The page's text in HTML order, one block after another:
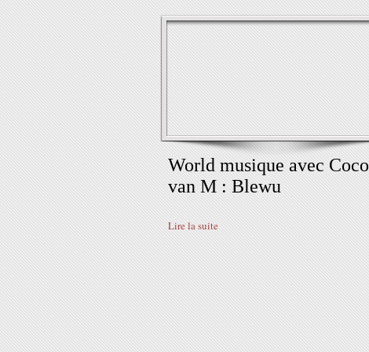
World musique avec Coco
van M : Blewu
Lire la suite